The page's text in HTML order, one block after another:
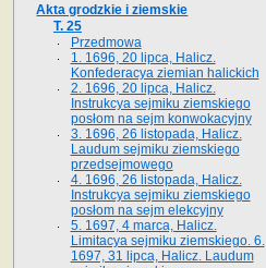
Akta grodzkie i ziemskie
T. 25
Przedmowa
1. 1696, 20 lipca, Halicz.
Konfederacya ziemian halickich
2. 1696, 20 lipca, Halicz.
Instrukcya sejmiku ziemskiego
posłom na sejm konwokacyjny
3. 1696, 26 listopada, Halicz.
Laudum sejmiku ziemskiego
przedsejmowego
4. 1696, 26 listopada, Halicz.
Instrukcya sejmiku ziemskiego
posłom na sejm elekcyjny
5. 1697, 4 marca, Halicz.
Limitacya sejmiku ziemskiego. 6.
1697, 31 lipca, Halicz. Laudum